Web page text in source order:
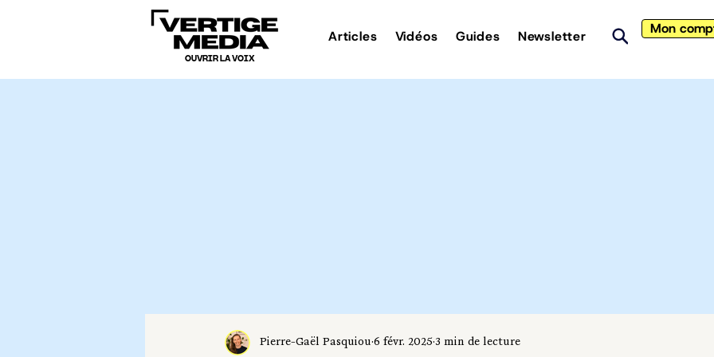
OUVRIR LA VOIX
Articles Vidéos Guides Newsletter Mon
Pierre-Gaël Pasquiou 6 févr. 2025 3 min de lecture